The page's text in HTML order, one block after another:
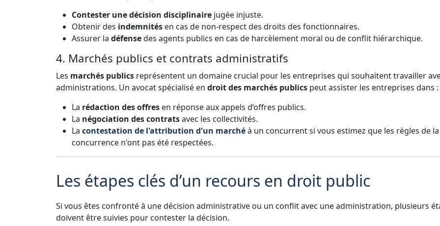
Contester une décision disciplinaire jugée injuste.
Obtenir des indemnités en cas de non-respect des droits des fonctionnaires.
Assurer la défensedes agents publics en cas de harcèlement moral ou de conflit hiérarchique.
4. Marchés publics et contrats administratifs
Les marchés publics représentent un domaine crucial pour les entreprises qui souhaitent travailler
administrations. Un avocat spécialisé en droit des marchés publics peut assister les entreprises dans :
La rédaction des offres en réponse aux appels d’offres publics.
La négociation des contratsavec les collectivités.
La contestation de l'attribution d'un marchéà un concurrent si vous estimez que les règles de la
concurrence n'ont pas été respectées.
Les étapes clés d’un recours en droit public
Si vous êtes confronté à une décision administrative ou un conflit avec une administration, plusieurs
doivent être suivies pour contester la décision.